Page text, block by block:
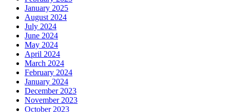
January 2025
August 2024
July 2024
June 2024
May 2024
April 2024
March 2024
February 2024
January 2024
December 2023
November 2023
October 2023